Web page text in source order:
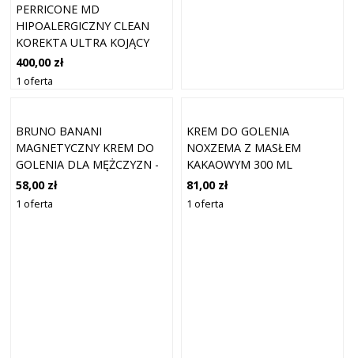
PERRICONE MD
HIPOALERGICZNY CLEAN
KOREKTA ULTRA KOJĄCY
KREM DO GOLENIA 177 ML
400,00 zł
1 oferta
BRUNO BANANI
MAGNETYCZNY KREM DO
GOLENIA DLA MĘŻCZYZN -
150 ML
58,00 zł
1 oferta
KREM DO GOLENIA
NOXZEMA Z MASŁEM
KAKAOWYM 300 ML
81,00 zł
1 oferta